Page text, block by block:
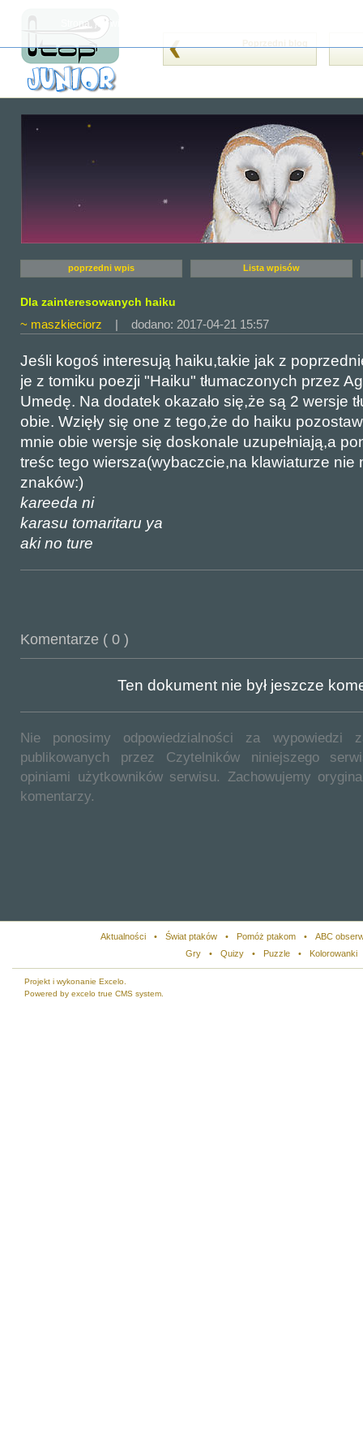
Strona, jak wiele innych, wykorzystuje cookies (tzw. ciasteczka).
poprzedni wpis Lista wpisów
Dla zainteresowanych haiku
~ maszkieciorz | dodano: 2017-04-21 15:57
Jeśli kogoś interesują haiku,takie jak z
je z tomiku poezji "Haiku" tłumaczonych przez
Umedę. Na dodatek okazało się,że są 2 wersje
obie. Wzięły się one z tego,że do haiku
mnie obie wersje się doskonale uzupełniają,a
treśc tego wiersza(wybaczcie,na klawiaturze nie
znaków:)
kareeda ni
karasu tomaritaru ya
aki no ture
Komentarze ( 0 )
Ten dokument nie był jeszcze
Nie ponosimy odpowiedzialności za wypowiedzi
publikowanych przez Czytelników niniejszego
opiniami użytkowników serwisu. Zachowujemy
komentarzy.
Aktualności • Świat ptaków • Pomóż ptakom •
ABC
Gry
• Quizy • Puzzle • Kolorowanki
Projekt i wykonanie Excelo.
Powered by excelo true CMS system.